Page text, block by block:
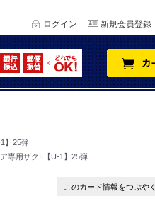
新規会員登録
ログイン
】25弾
専用ザクII【U-1】25弾
このカード情報をつぶやく